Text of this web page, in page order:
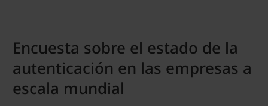
Encuesta sobre el estado de la
autenticación en las empresas a
escala mundial